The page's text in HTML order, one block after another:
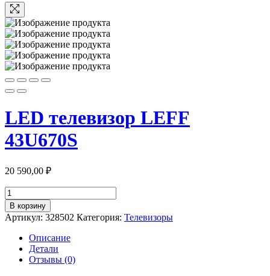
LED телевизор LEFF
43U670S
20 590,00 ₽
Количество
товара
LED
телевизор
LEFF
43U670S
В корзину
Артикул: 328502 Категория: Телевизоры
Описание
Детали
Отзывы (0)